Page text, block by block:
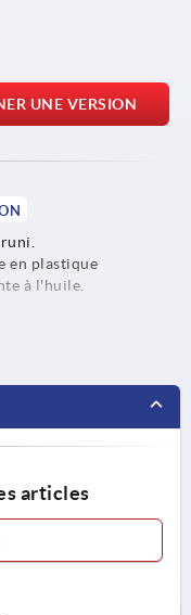
UNE VERSION
en plastique
à l'huile.
articles